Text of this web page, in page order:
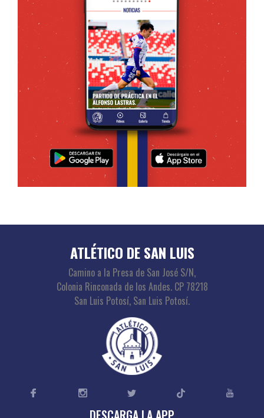
ATLÉTICO DE SAN LUIS
Camino a la Presa de San José S/N,
Colonia Rinconada de los Andes. CP 78218
San Luis Potosí, San Luis Potosí.